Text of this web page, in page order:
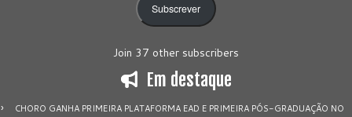
Subscrever
Join 37 other subscribers
Em destaque
CHORO GANHA PRIMEIRA PLATAFORMA EAD E PRIMEIRA PÓS-GRADUAÇÃO NO